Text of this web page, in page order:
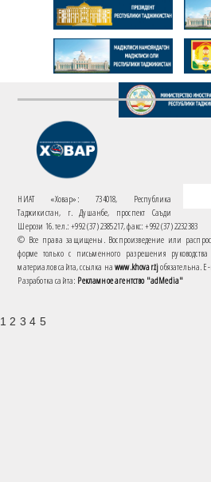
НИАТ «Ховар»: 734018, Республика
Таджикистан, г. Душанбе, проспект Саъди
Шерози 16. тел.: +992 (37) 2385217, факс: +992 (37) 2232383
© Все права защищены. Воспроизведение или
форме только с письменного разрешения руководства
материалов сайта, ссылка наwww.khovar.tjобязательна.
Разработка сайта: Рекламное агентство "adMedia"
1 2 3 4 5